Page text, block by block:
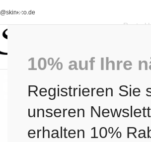
10% auf Ihre
Registrieren Sie
unseren
erhalten 10%
Posted